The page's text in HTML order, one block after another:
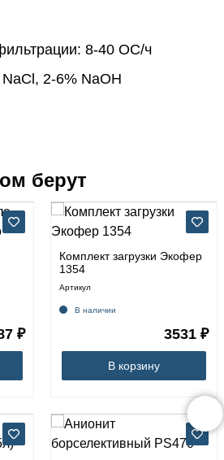
8-40 ОС/ч
2-6% NaOH
берут
₽
Комплект загрузки Экофер
1354
Артикул
В наличии
3531 ₽
В корзину